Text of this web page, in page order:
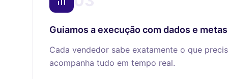
Guiamos a execução com dados e metas
Cada vendedor sabe exatamente o que
acompanha tudo em tempo real.